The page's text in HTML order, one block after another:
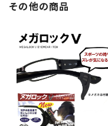
その他の商品